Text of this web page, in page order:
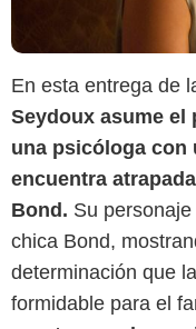
En esta entrega de
Seydoux asume el
una psicóloga con
encuentra
Bond. Su
chica Bond,
determinación que
formidable para el